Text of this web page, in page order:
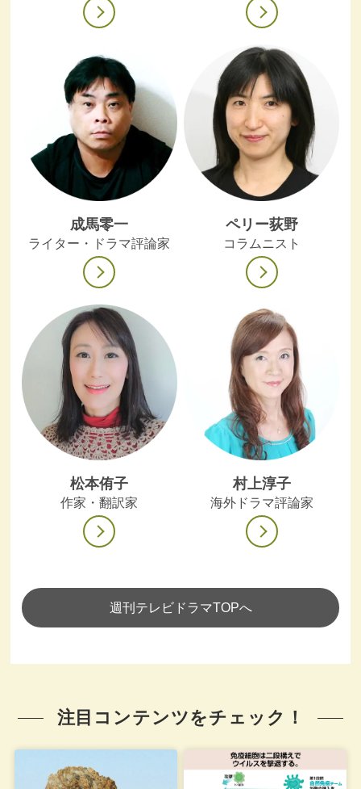
成馬零一
ライター・ドラマ評論家
ペリー荻野
コラムニスト
松本侑子
作家・翻訳家
村上淳子
海外ドラマ評論家
週刊テレビドラマTOPへ
注目コンテンツをチェック！